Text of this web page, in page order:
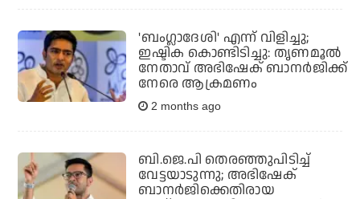
'ബംഗ്ലാദേശി' എന്ന് വിളിച്ചു;
ഇഷ്ടിക കൊണ്ടിടിച്ചു: തൃണമൂല്‍
നേതാവ് അഭിഷേക് ബാനര്‍ജിക്ക്
നേരെ ആക്രമണം
2 months ago
ബി.ജെ.പി തെരഞ്ഞുപിടിച്ച്
വേട്ടയാടുന്നു; അഭിഷേക്
ബാനര്‍ജിക്കെതിരായ